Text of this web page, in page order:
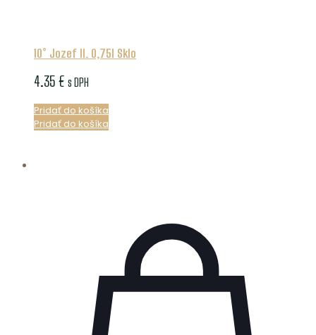
10° Jozef II. 0,75l Sklo
4.35 € s DPH
Pridať do košíka
Pridať do košíka